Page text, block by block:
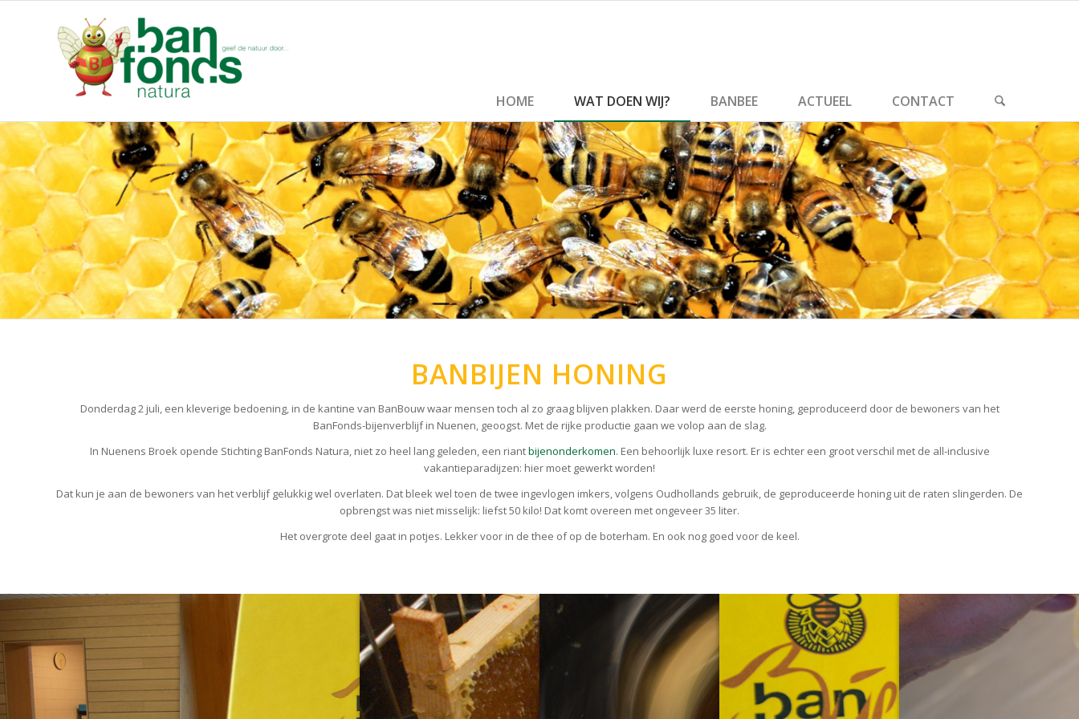
HOME WAT DOEN WIJ? BANBEE ACTUEEL CONTACT
BANBIJEN HONING
Donderdag 2 juli, een kleverige bedoening, in de kantine van BanBouw waar mensen toch al zo graag blijven plakken. Daar werd de eerste honing, geproduceerd door de bewoners van het
BanFonds-bijenverblijf in Nuenen, geoogst. Met de rijke productie gaan we volop aan de slag.
In Nuenens Broek opende Stichting BanFonds Natura, niet zo heel lang geleden, een riantbijenonderkomen. Een behoorlijk luxe resort. Er is echter een groot verschil met de all-inclusive
vakantieparadijzen: hier moet gewerkt worden!
Dat kun je aan de bewoners van het verblijf gelukkig wel overlaten. Dat bleek wel toen de twee ingevlogen imkers, volgens Oudhollands gebruik, de geproduceerde honing uit de raten slingerden. De
opbrengst was niet misselijk: liefst 50 kilo! Dat komt overeen met ongeveer 35 liter.
Het overgrote deel gaat in potjes. Lekker voor in de thee of op de boterham. En ook nog goed voor de keel.